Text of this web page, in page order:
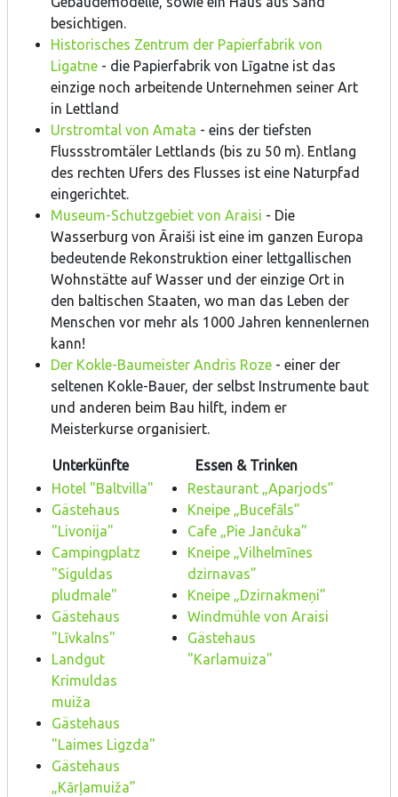
besichtigen.
Historisches Zentrum der Papierfabrik von
Ligatne - die Papierfabrik von Līgatne ist das
einzige noch arbeitende Unternehmen seiner Art
in Lettland
Urstromtal von Amata - eins der tiefsten
Flussstromtäler Lettlands (bis zu 50 m). Entlang
des rechten Ufers des Flusses ist eine Naturpfad
eingerichtet.
Museum-Schutzgebiet von Araisi - Die
Wasserburg von Āraiši ist eine im ganzen Europa
bedeutende Rekonstruktion einer lettgallischen
Wohnstätte auf Wasser und der einzige Ort in
den baltischen Staaten, wo man das Leben der
Menschen vor mehr als 1000 Jahren kennenlernen
kann!
Der Kokle-Baumeister Andris Roze - einer der
seltenen Kokle-Bauer, der selbst Instrumente baut
und anderen beim Bau hilft, indem er
Meisterkurse organisiert.
Unterkünfte
Essen & Trinken
Hotel "Baltvilla"
Gästehaus
"Livonija"
Campingplatz
"Siguldas
pludmale"
Gästehaus
"Līvkalns"
Landgut
Krimuldas
muiža
Gästehaus
"Laimes Ligzda"
Gästehaus
„Kārļamuiža”
Restaurant „Aparjods”
Kneipe „Bucefāls”
Cafe „Pie Jančuka”
Kneipe „Vilhelmīnes
dzirnavas”
Kneipe „Dzirnakmeņi”
Windmühle von Araisi
Gästehaus
"Karlamuiza"